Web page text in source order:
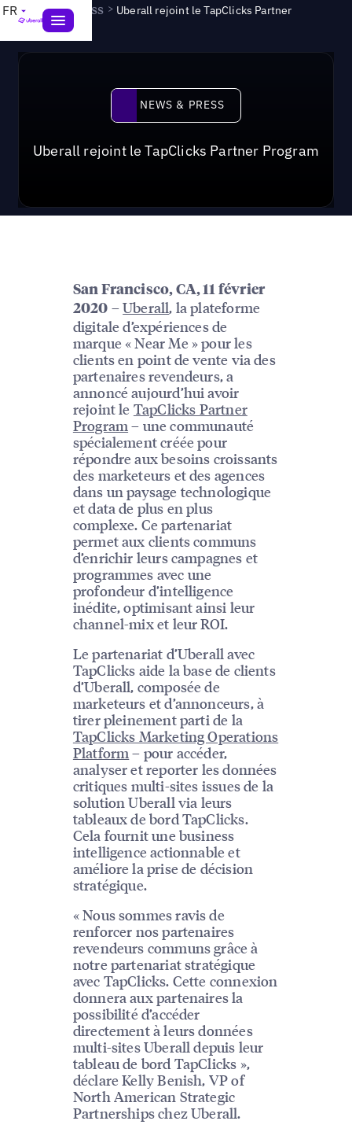
FR News & Press > Uberall rejoint le TapClicks Partner
Program
News & Press
NEWS & PRESS
Uberall rejoint le TapClicks Partner Program
San Francisco, CA, 11 février
2020 –Uberall, la plateforme
digitale d’expériences de
marque « Near Me » pour les
clients en point de vente via des
partenaires revendeurs, a
annoncé aujourd’hui avoir
rejoint le TapClicks Partner
Program – une communauté
spécialement créée pour
répondre aux besoins croissants
des marketeurs et des agences
dans un paysage technologique
et data de plus en plus
complexe. Ce partenariat
permet aux clients communs
d’enrichir leurs campagnes et
programmes avec une
profondeur d’intelligence
inédite, optimisant ainsi leur
channel-mix et leur ROI.
Le partenariat d’Uberall avec
TapClicks aide la base de clients
d’Uberall, composée de
marketeurs et d’annonceurs, à
tirer pleinement parti de la
TapClicks Marketing Operations
Platform – pour accéder,
analyser et reporter les données
critiques multi-sites issues de la
solution Uberall via leurs
tableaux de bord TapClicks.
Cela fournit une business
intelligence actionnable et
améliore la prise de décision
stratégique.
« Nous sommes ravis de
renforcer nos partenaires
revendeurs communs grâce à
notre partenariat stratégique
avec TapClicks. Cette connexion
donnera aux partenaires la
possibilité d’accéder
directement à leurs données
multi-sites Uberall depuis leur
tableau de bord TapClicks »,
déclare Kelly Benish, VP of
North American Strategic
Partnerships chez Uberall.